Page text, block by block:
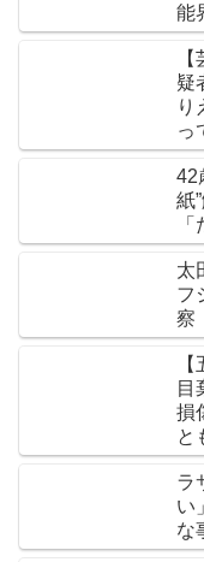
能
疑
り
っ
42
紙
太
フ
察
目
損
と
ラ
い
な